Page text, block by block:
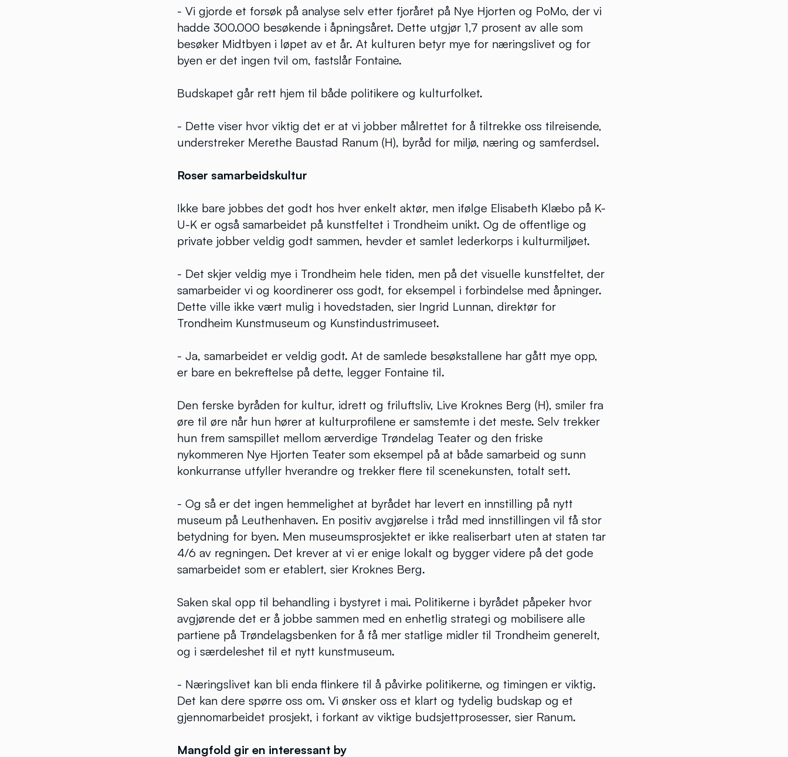
- Vi gjorde et forsøk på analyse selv etter fjoråret på Nye Hjorten og PoMo, der vi
hadde 300.000 besøkende i åpningsåret. Dette utgjør 1,7 prosent av alle som
besøker Midtbyen i løpet av et år. At kulturen betyr mye for næringslivet og for
byen er det ingen tvil om, fastslår Fontaine.
Budskapet går rett hjem til både politikere og kulturfolket.
- Dette viser hvor viktig det er at vi jobber målrettet for å tiltrekke oss tilreisende,
understreker Merethe Baustad Ranum (H), byråd for miljø, næring og samferdsel.
Roser samarbeidskultur
Ikke bare jobbes det godt hos hver enkelt aktør, men ifølge Elisabeth Klæbo på K-
U-K er også samarbeidet på kunstfeltet i Trondheim unikt. Og de offentlige og
private jobber veldig godt sammen, hevder et samlet lederkorps i kulturmiljøet.
- Det skjer veldig mye i Trondheim hele tiden, men på det visuelle kunstfeltet, der
samarbeider vi og koordinerer oss godt, for eksempel i forbindelse med åpninger.
Dette ville ikke vært mulig i hovedstaden, sier Ingrid Lunnan, direktør for
Trondheim Kunstmuseum og Kunstindustrimuseet.
- Ja, samarbeidet er veldig godt. At de samlede besøkstallene har gått mye opp,
er bare en bekreftelse på dette, legger Fontaine til.
Den ferske byråden for kultur, idrett og friluftsliv, Live Kroknes Berg (H), smiler fra
øre til øre når hun hører at kulturprofilene er samstemte i det meste. Selv trekker
hun frem samspillet mellom ærverdige Trøndelag Teater og den friske
nykommeren Nye Hjorten Teater som eksempel på at både samarbeid og sunn
konkurranse utfyller hverandre og trekker flere til scenekunsten, totalt sett.
- Og så er det ingen hemmelighet at byrådet har levert en innstilling på nytt
museum på Leuthenhaven. En positiv avgjørelse i tråd med innstillingen vil få stor
betydning for byen. Men museumsprosjektet er ikke realiserbart uten at staten tar
4/6 av regningen. Det krever at vi er enige lokalt og bygger videre på det gode
samarbeidet som er etablert, sier Kroknes Berg.
Saken skal opp til behandling i bystyret i mai. Politikerne i byrådet påpeker hvor
avgjørende det er å jobbe sammen med en enhetlig strategi og mobilisere alle
partiene på Trøndelagsbenken for å få mer statlige midler til Trondheim generelt,
og i særdeleshet til et nytt kunstmuseum.
- Næringslivet kan bli enda flinkere til å påvirke politikerne, og timingen er viktig.
Det kan dere spørre oss om. Vi ønsker oss et klart og tydelig budskap og et
gjennomarbeidet prosjekt, i forkant av viktige budsjettprosesser, sier Ranum.
Mangfold gir en interessant by